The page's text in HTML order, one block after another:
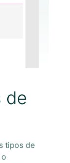
de
tipos de